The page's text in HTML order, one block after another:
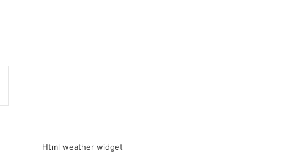
Html weather widget